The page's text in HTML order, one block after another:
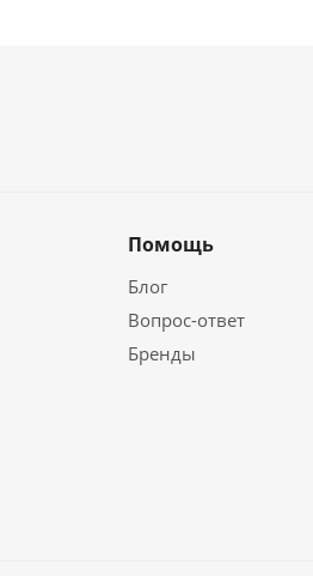
Помощь
Блог
Вопрос-ответ
Бренды